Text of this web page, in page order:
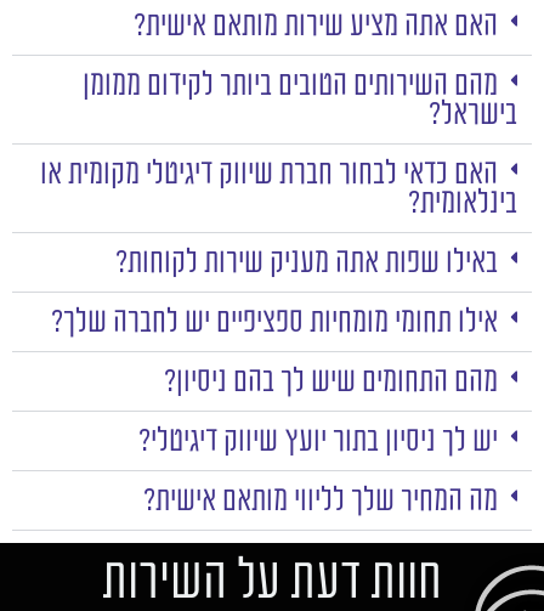
האם אתה מציע שירות מותאם אישית?
מהם השירותים הטובים ביותר לקידום ממומן
בישראל?
האם כדאי לבחור חברת שיווק דיגיטלי מקומית או
בינלאומית?
באילו שפות אתה מעניק שירות לקוחות?
אילו תחומי מומחיות ספציפיים יש לחברה שלך?
מהם התחומים שיש לך בהם ניסיון?
יש לך ניסיון בתור יועץ שיווק דיגיטלי?
מה המחיר שלך לליווי מותאם אישית?
חוות דעת על השירות